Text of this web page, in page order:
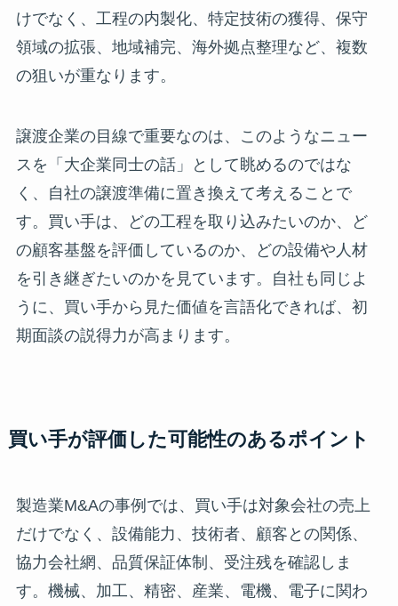
けでなく、工程の内製化、特定技術の獲得、保守
領域の拡張、地域補完、海外拠点整理など、複数
の狙いが重なります。
譲渡企業の目線で重要なのは、このようなニュー
スを「大企業同士の話」として眺めるのではな
く、自社の譲渡準備に置き換えて考えることで
す。買い手は、どの工程を取り込みたいのか、ど
の顧客基盤を評価しているのか、どの設備や人材
を引き継ぎたいのかを見ています。自社も同じよ
うに、買い手から見た価値を言語化できれば、初
期面談の説得力が高まります。
買い手が評価した可能性のあるポイント
製造業M&Aの事例では、買い手は対象会社の売上
だけでなく、設備能力、技術者、顧客との関係、
協力会社網、品質保証体制、受注残を確認しま
す。機械、加工、精密、産業、電機、電子に関わ